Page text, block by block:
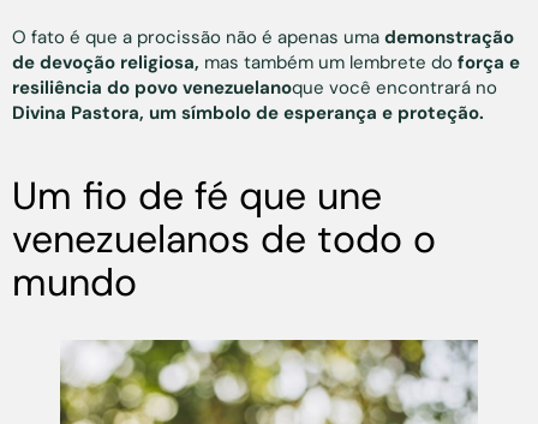
O fato é que a procissão não é apenas uma demonstração
de devoção religiosa, mas também um lembrete do força e
resiliência do povo venezuelanoque você encontrará no
Divina Pastora, um símbolo de esperança e proteção.
Um fio de fé que une
venezuelanos de todo o
mundo